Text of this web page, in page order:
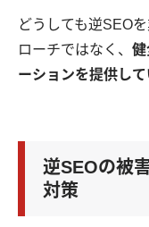
どうしても逆SEO
ローチではなく、 健
ーションを提供し
逆SEOの被
対策